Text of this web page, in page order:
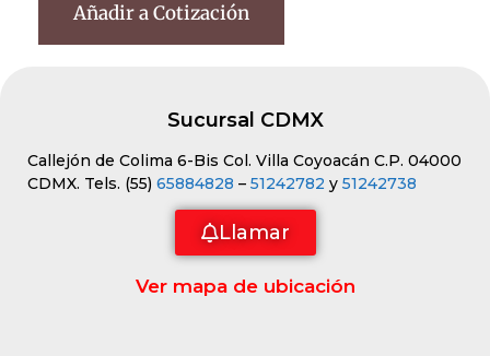
Añadir a Cotización
Sucursal CDMX
Callejón de Colima 6-Bis Col. Villa Coyoacán C.P. 04000
CDMX. Tels. (55) 65884828 – 51242782 y 51242738
Llamar
Ver mapa de ubicación